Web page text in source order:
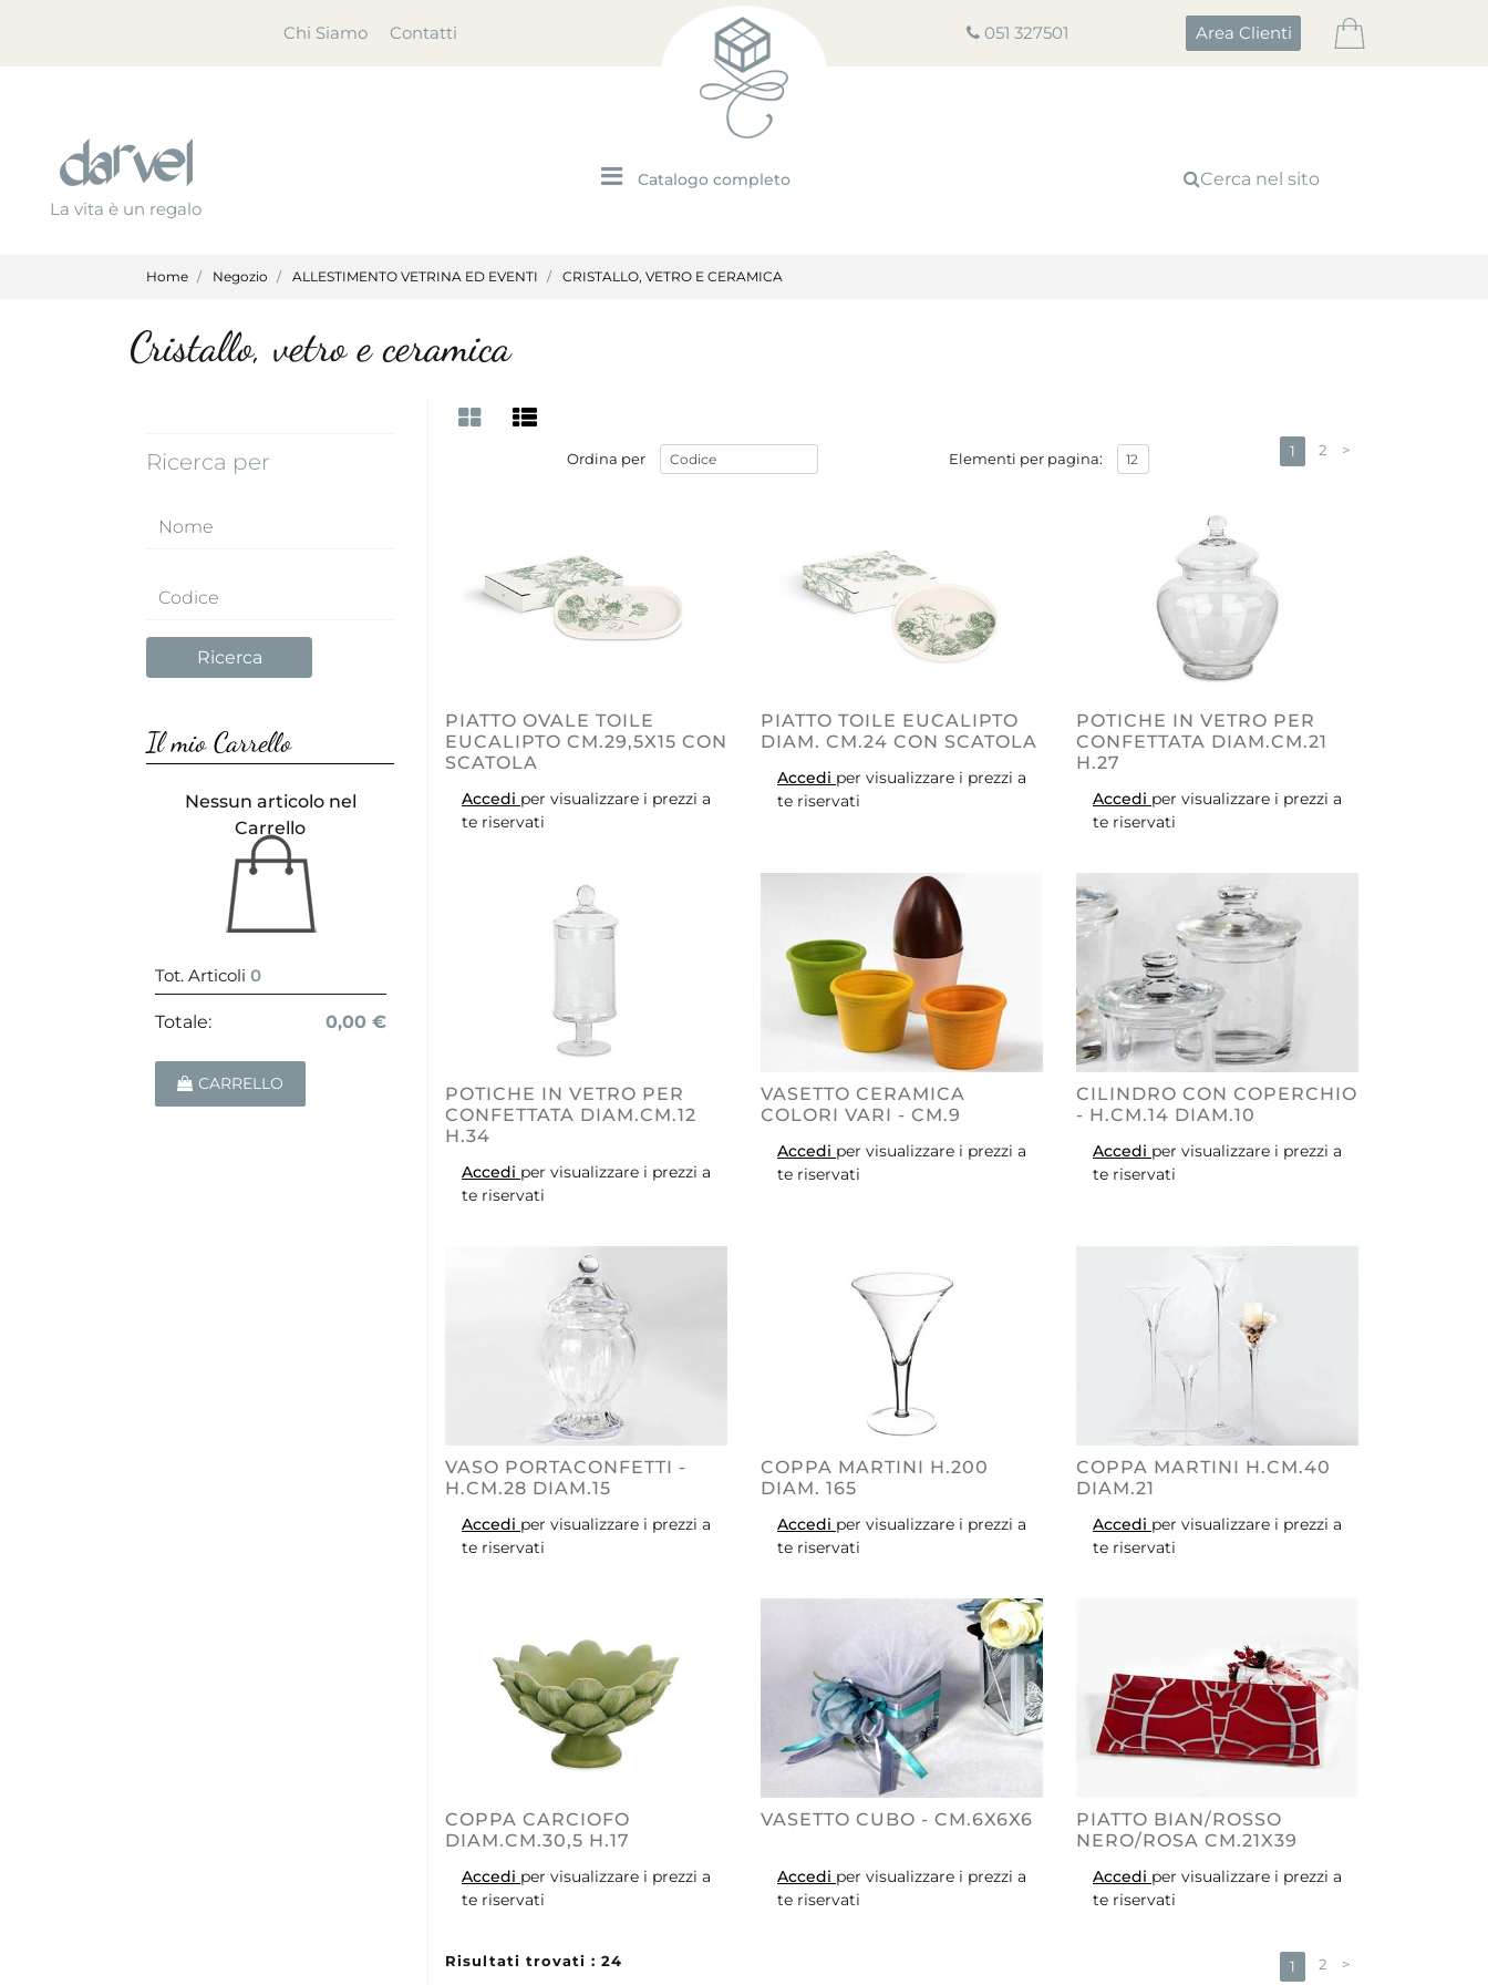
Chi Siamo Contatti 051 327501 Area Clienti
La vita è un regalo
Open menu Cerca nel sito
Home Negozio ALLESTIMENTO VETRINA ED EVENTI CRISTALLO, VETRO E CERAMICA
Cristallo, vetro e ceramica
Ricerca per
Il mio Carrello
Nessun articolo nel
Carrello
Tot. Articoli 0
Totale: 0,00 €
CARRELLO
Ordina per Elementi per pagina: 1 2 >
PIATTO OVALE TOILE
EUCALIPTO CM.29,5X15 CON
SCATOLA
Accedi per visualizzare i prezzi a
te riservati
PIATTO TOILE EUCALIPTO
DIAM. CM.24 CON SCATOLA
Accedi per visualizzare i prezzi a
te riservati
POTICHE IN VETRO PER
CONFETTATA DIAM.CM.21
H.27
Accedi per visualizzare i prezzi a
te riservati
POTICHE IN VETRO PER
CONFETTATA DIAM.CM.12
H.34
Accedi per visualizzare i prezzi a
te riservati
VASETTO CERAMICA
COLORI VARI - CM.9
Accedi per visualizzare i prezzi a
te riservati
CILINDRO CON COPERCHIO
- H.CM.14 DIAM.10
Accedi per visualizzare i prezzi a
te riservati
VASO PORTACONFETTI -
H.CM.28 DIAM.15
Accedi per visualizzare i prezzi a
te riservati
COPPA MARTINI H.200
DIAM. 165
Accedi per visualizzare i prezzi a
te riservati
COPPA MARTINI H.CM.40
DIAM.21
Accedi per visualizzare i prezzi a
te riservati
COPPA CARCIOFO
DIAM.CM.30,5 H.17
Accedi per visualizzare i prezzi a
te riservati
VASETTO CUBO - CM.6X6X6
Accedi per visualizzare i prezzi a
te riservati
PIATTO BIAN/ROSSO
NERO/ROSA CM.21X39
Accedi per visualizzare i prezzi a
te riservati
Risultati trovati : 24 1 2 >